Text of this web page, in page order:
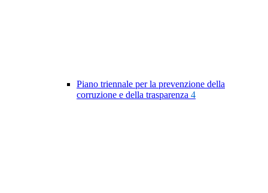
Piano triennale per la prevenzione della
corruzione e della trasparenza 4